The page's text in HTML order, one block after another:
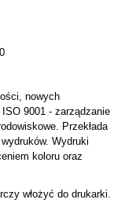
nowych
9001 - zarządzanie
Przekłada
Wydruki
koloru oraz
włożyć do drukarki.